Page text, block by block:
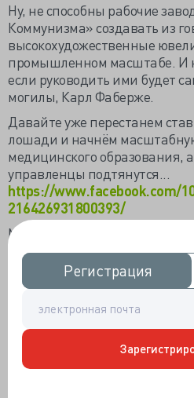
Регистрация
Регистрация
Ну, не способны рабочие
Коммунизма» создавать из
высокохудожественные
промышленном масштабе. И
если руководить ими будет
могилы, Карл Фаберже.
Давайте уже перестанем
лошади и начнём
медицинского образования,
управленцы подтянутся...
https://www.facebook.com/
216426931800393/
Министр здравоохранения
вслед за вице-премьером РФ
высказалась о месте и роли
управленцев. Отрасли, по
общего количества врачей в
должен быть очень
«Нам в отрасли нужны